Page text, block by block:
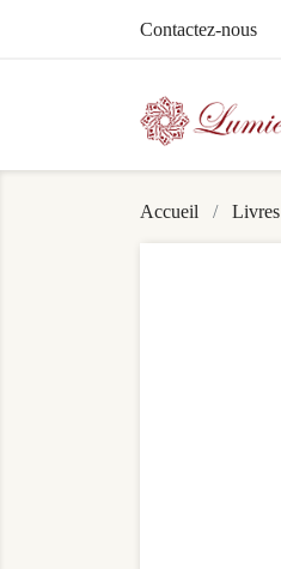
Contactez-nous
Accueil Livres